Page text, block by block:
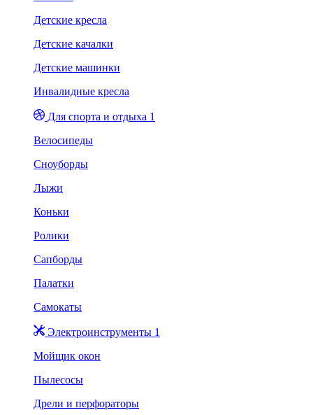
Детские кресла
Детские качалки
Детские машинки
Инвалидные кресла
Для спорта и отдыха 1
Велосипеды
Сноуборды
Лыжи
Коньки
Ролики
Сапборды
Палатки
Самокаты
Электроинструменты 1
Мойщик окон
Пылесосы
Дрели и перфораторы